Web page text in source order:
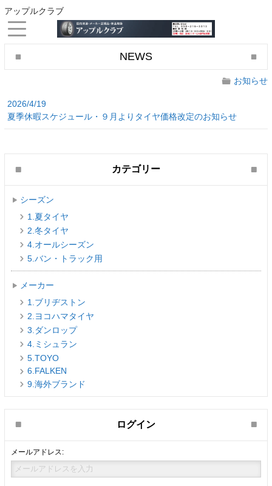
アップルクラブ
NEWS
お知らせ
2026/4/19
夏季休暇スケジュール・９月よりタイヤ価格改定のお知らせ
カテゴリー
シーズン
1.夏タイヤ
2.冬タイヤ
4.オールシーズン
5.バン・トラック用
メーカー
1.ブリヂストン
2.ヨコハマタイヤ
3.ダンロップ
4.ミシュラン
5.TOYO
6.FALKEN
9.海外ブランド
ログイン
メールアドレス: